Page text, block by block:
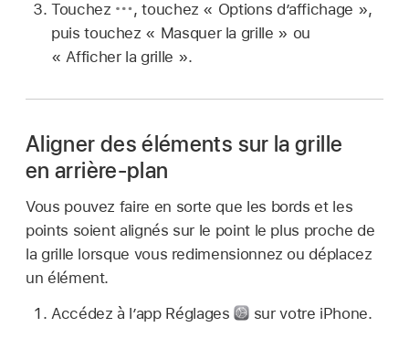
Touchez
,touchez « Options d’affichage »,
puis touchez « Masquer la grille » ou
« Afficher la grille ».
Aligner des éléments sur la grille
en arrière-plan
Vous pouvez faire en sorte que les bords et les
points soient alignés sur le point le plus proche de
la grille lorsque vous redimensionnez ou déplacez
un élément.
Accédez à l’app Réglages
sur votre iPhone.